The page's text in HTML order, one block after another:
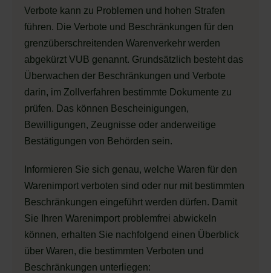
Verbote kann zu Problemen und hohen Strafen
führen. Die Verbote und Beschränkungen für den
grenzüberschreitenden Warenverkehr werden
abgekürzt VUB genannt. Grundsätzlich besteht das
Überwachen der Beschränkungen und Verbote
darin, im Zollverfahren bestimmte Dokumente zu
prüfen. Das können Bescheinigungen,
Bewilligungen, Zeugnisse oder anderweitige
Bestätigungen von Behörden sein.
Informieren Sie sich genau, welche Waren für den
Warenimport verboten sind oder nur mit bestimmten
Beschränkungen eingeführt werden dürfen. Damit
Sie Ihren Warenimport problemfrei abwickeln
können, erhalten Sie nachfolgend einen Überblick
über Waren, die bestimmten Verboten und
Beschränkungen unterliegen: